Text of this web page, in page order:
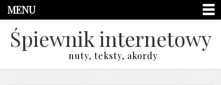
MENU
Śpiewnik internetowy
nuty, teksty, akordy